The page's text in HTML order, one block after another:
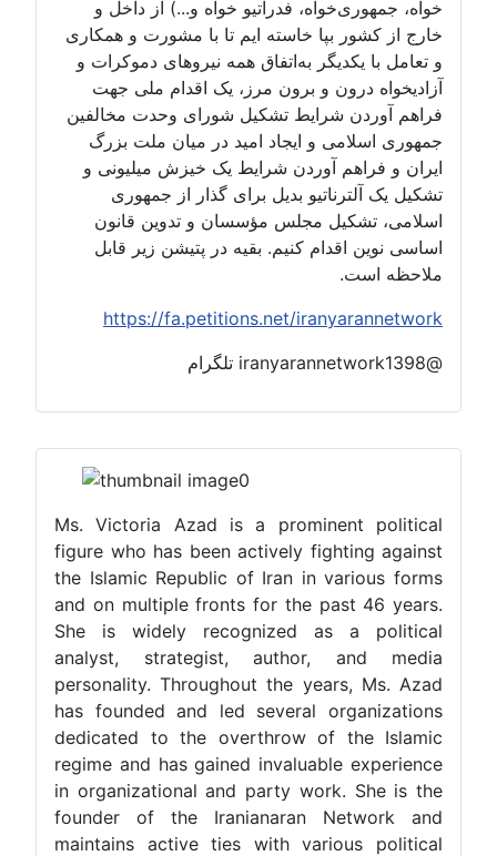
Ms. Victoria Azad is a prominent political
figure who has been actively fighting against
the Islamic Republic of Iran in various forms
and on multiple fronts for the past 46 years.
She is widely recognized as a political
analyst, strategist, author, and media
personality. Throughout the years, Ms. Azad
has founded and led several organizations
dedicated to the overthrow of the Islamic
regime and has gained invaluable experience
in organizational and party work. She is the
founder of the Iranianaran Network and
maintains active ties with various political
خواه، جمهوری‌خواه، فدراتیو خواه و...) از داخل و
خارج از کشور بپا خاسته ایم تا با مشورت و همکاری
و تعامل با یکدیگر به‌اتفاق همه نیروهای دموکرات و
آزادیخواه درون و برون مرز، یک اقدام ملی جهت
فراهم آوردن شرایط تشکیل شورای وحدت مخالفین
جمهوری اسلامی و ایجاد امید در میان ملت بزرگ
ایران و فراهم آوردن شرایط یک خیزش میلیونی و
تشکیل یک آلترناتیو بدیل برای گذار از جمهوری
اسلامی، تشکیل مجلس مؤسسان و تدوین قانون
اساسی نوین اقدام کنیم. بقیه در پتیشن زیر قابل
ملاحظه است.
https://fa.petitions.net/iranyarannetwork
@iranyarannetwork1398 تلگرام